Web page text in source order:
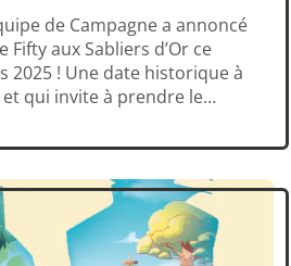
de Campagne a annoncé
Fifty aux Sabliers d’Or ce
2025 ! Une date historique à
et qui invite à prendre le
! Nous vous appelons